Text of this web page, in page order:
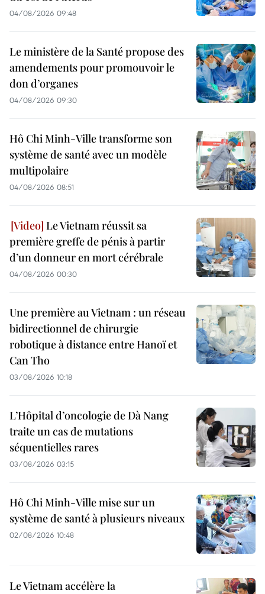
04/08/2026 09:48
Le ministère de la Santé propose des
amendements pour promouvoir le
don d’organes
04/08/2026 09:30
Hô Chi Minh-Ville transforme son
système de santé avec un modèle
multipolaire
04/08/2026 08:51
Le Vietnam réussit sa
première greffe de pénis à partir
d’un donneur en mort cérébrale
04/08/2026 00:30
Une première au Vietnam : un réseau
bidirectionnel de chirurgie
robotique à distance entre Hanoï et
Can Tho
03/08/2026 10:18
L’Hôpital d’oncologie de Dà Nang
traite un cas de mutations
séquentielles rares
03/08/2026 03:15
Hô Chi Minh-Ville mise sur un
système de santé à plusieurs niveaux
02/08/2026 10:48
Le Vietnam accélère la